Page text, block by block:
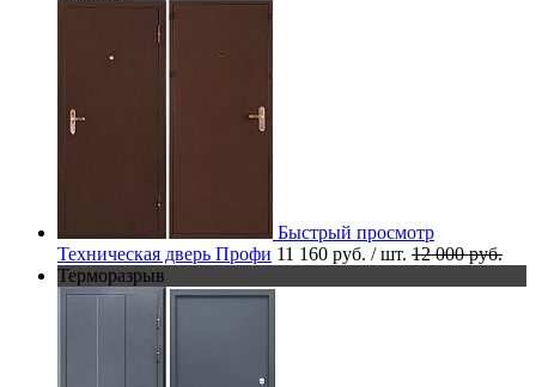
Быстрый просмотр
Техническая дверь Профи 11 160 руб. / шт. 12 000 руб.
Терморазрыв